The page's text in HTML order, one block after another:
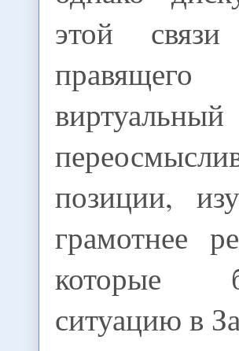
этой связи
позиции,
грамотнее
которые
ситуацию в